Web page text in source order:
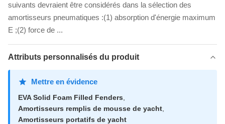
suivants devraient être considérés dans la sélection des
amortisseurs pneumatiques :(1) absorption d'énergie maximum
E ;(2) force de ...
Attributs personnalisés du produit
Mettre en évidence
EVA Solid Foam Filled Fenders
Amortisseurs remplis de mousse de yacht
Amortisseurs portatifs de yacht